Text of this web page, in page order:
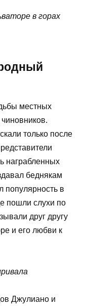
в горах
местных
только после
награбленных
беднякам
популярность в
пошли слухи по
друг другу
и его любви к
Джулиано и